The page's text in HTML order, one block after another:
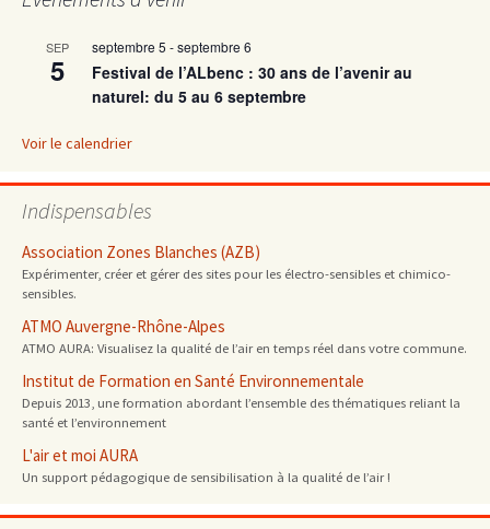
SEP
5
septembre 5 -septembre 6
Festival de l’ALbenc : 30 ans de l’avenir au
naturel: du 5 au 6 septembre
Voir le calendrier
Indispensables
Association Zones Blanches (AZB)
Expérimenter, créer et gérer des sites pour les électro-sensibles et chimico-
sensibles.
ATMO Auvergne-Rhône-Alpes
ATMO AURA: Visualisez la qualité de l’air en temps réel dans votre commune.
Institut de Formation en Santé Environnementale
Depuis 2013, une formation abordant l’ensemble des thématiques reliant la
santé et l’environnement
L'air et moi AURA
Un support pédagogique de sensibilisation à la qualité de l’air !